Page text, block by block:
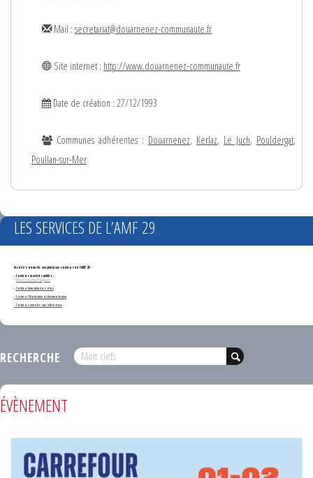
Mail : secretariat@douarnenez-communaute.fr
Site internet : http://www.douarnenez-communaute.fr
Date de création : 27/12/1993
Communes adhérentes : Douarnenez, Kerlaz, Le Juch, Pouldergat,
Poullan-sur-Mer
LES SERVICES DE L’AMF 29
Accédez en un clic aux principaux services de l'AMF 29 :
- Services marchés publics :
*Annonces de marchés publics
-Service formation des élus
- Service Orientation et documentation
- Services ouverts aux adhérents
RECHERCHE
ÉVÈNEMENT